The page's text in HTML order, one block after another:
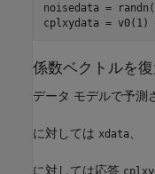
noisedata =
cplxydata =
係数ベクトルを
データ モデルで予測
に対しては xdata
に対しては応答